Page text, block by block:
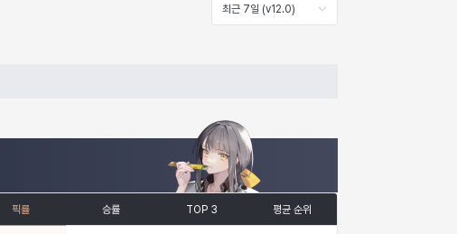
최근 7일 (v12.0)
픽률 승률 TOP 3 평균 순위